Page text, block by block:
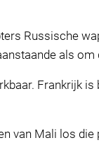
Russische
als om
Frankrijk
van Mali los